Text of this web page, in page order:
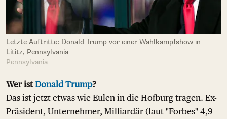
Letzte Auftritte: Donald Trump vor einer Wahlkampfshow in
Lititz, Pennsylvania
Pennsylvania
Wer istDonald Trump?
Das ist jetzt etwas wie Eulen in die Hofburg tragen. Ex-
Präsident, Unternehmer, Milliardär (laut "Forbes" 4,9